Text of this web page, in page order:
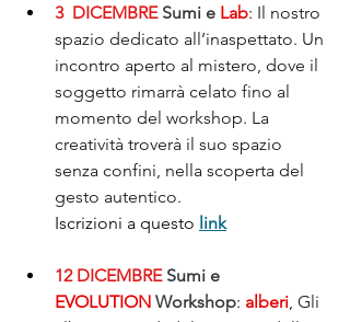
3  DICEMBRE Sumi e Lab: Il nostro
spazio dedicato all’inaspettato. Un
incontro aperto al mistero, dove il
soggetto rimarrà celato fino al
momento del workshop. La
creatività troverà il suo spazio
senza confini, nella scoperta del
gesto autentico.
Iscrizioni a questo link
12 DICEMBRE Sumi e
EVOLUTION Workshop: alberi Gli